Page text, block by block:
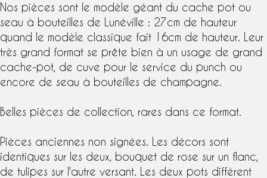
Nos pièces sont le modèle géant du cache pot ou
seau à bouteilles de Lunéville : 27cm de hauteur
quand le modèle classique fait 16cm de hauteur. Leur
très grand format se prête bien à un usage de grand
cache-pot, de cuve pour le service du punch ou
encore de seau à bouteilles de champagne.
Belles pièces de collection, rares dans ce format.
Pièces anciennes non signées. Les décors sont
identiques sur les deux, bouquet de rose sur un flanc,
de tulipes sur l'autre versant. Les deux pots diffèrent